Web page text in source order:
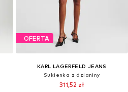
OFERTA
KARL LAGERFELD JEANS
Sukienka z dzianiny
311,52 zł